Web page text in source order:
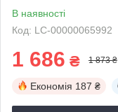
В наявності
Код: LC-00000065992
1 686 ₴ 1 873 ₴
Економія 187 ₴